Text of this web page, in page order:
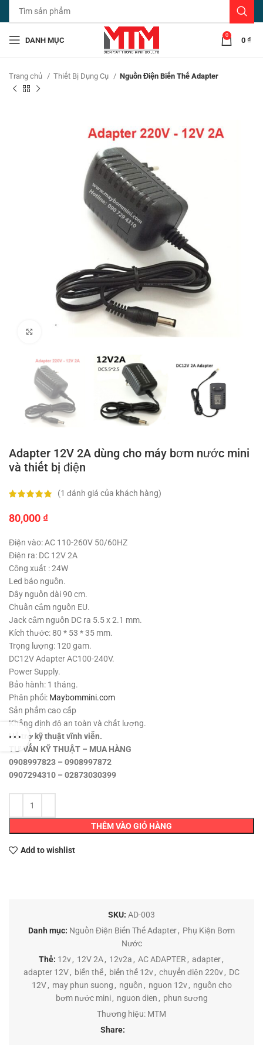
DANH MỤC
0
0 ₫
Trang chủ Thiết Bị Dụng Cụ Nguồn Điện Biến Thế Adapter
Adapter 12V 2A dùng cho máy bơm nước mini
và thiết bị điện
(1 đánh giá của khách hàng)
80,000 ₫
Điện vào: AC 110-260V 50/60HZ
Điện ra: DC 12V 2A
Công xuất : 24W
Led báo nguồn.
Dây nguồn dài 90 cm.
Chuần cắm nguồn EU.
Jack cắm nguồn DC ra 5.5 x 2.1 mm.
Kích thước: 80 * 53 * 35 mm.
Trọng lượng: 120 gam.
DC12V Adapter AC100-240V.
Power Supply.
Bảo hành: 1 tháng.
Phân phối: Maybommini.com
Sản phẩm cao cấp
Khẳng định độ an toàn và chất lượng.
Hổ trợ kỹ thuật vĩnh viễn.
TƯ VẤN KỸ THUẬT – MUA HÀNG
0908997823 – 0908997872
0907294310 – 02873030399
THÊM VÀO GIỎ HÀNG
Add to wishlist
SKU: AD-003
Danh mục: Nguồn Điện Biến Thế Adapter, Phụ Kiện Bơm
Nước
Thẻ: 12v , 12V 2A , 12v2a , AC ADAPTER , adapter ,
adapter 12V, biến thế, biến thế 12v, chuyển điện 220v, DC
12V , may phun suong , nguồn , nguon 12v , nguồn cho
bơm nước mini , nguon dien , phun sương
Thương hiệu: MTM
Share: